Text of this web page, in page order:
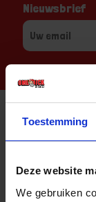
Toestemming
Deze website
We gebruiken
Nieuwsbrief